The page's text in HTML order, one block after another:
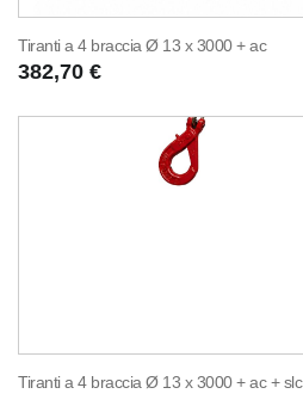
Tiranti a 4 braccia Ø 13 x 3000 + ac
382,70 €
Tiranti a 4 braccia Ø 13 x 3000 + ac + slc